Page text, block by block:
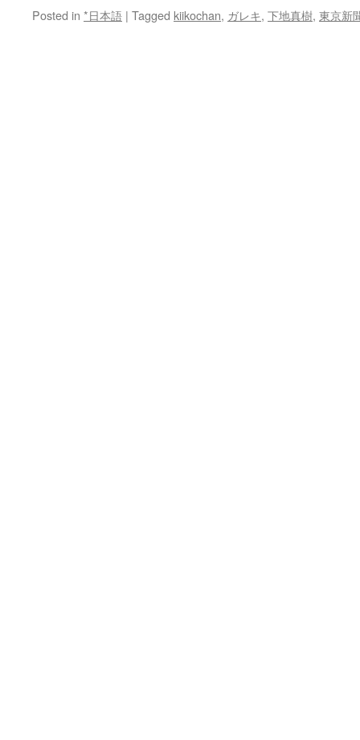
Posted in *日本語 | Tagged kiikochan, ガレキ, 下地真樹, 東京新